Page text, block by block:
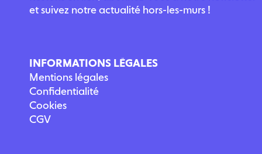
et suivez notre actualité hors-les-murs !
INFORMATIONS LÉGALES
Mentions légales
Confidentialité
Cookies
CGV